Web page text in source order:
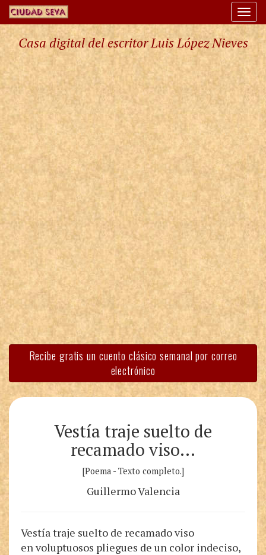
Casa digital del escritor Luis López Nieves
Recibe gratis un cuento clásico semanal por correo
electrónico
Vestía traje suelto de
recamado viso…
[Poema - Texto completo.]
Guillermo Valencia
Vestía traje suelto de recamado viso
en voluptuosos pliegues de un color indeciso,